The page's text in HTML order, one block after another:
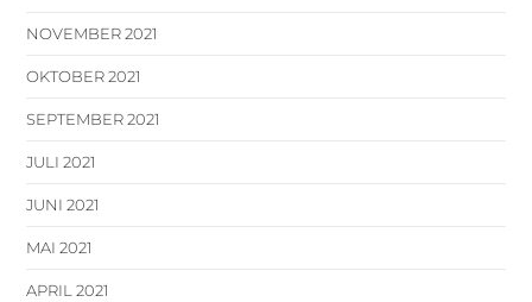
NOVEMBER 2021
OKTOBER 2021
SEPTEMBER 2021
JULI 2021
JUNI 2021
MAI 2021
APRIL 2021